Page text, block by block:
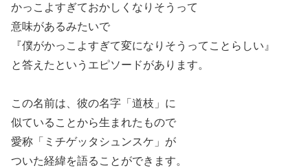
かっこよすぎておかしくなりそうって
意味があるみたいで
『僕がかっこよすぎて変になりそうってことらしい』
と答えたというエピソードがあります。
この名前は、彼の名字「道枝」に
似ていることから生まれたもので
愛称「ミチゲッタシュンスケ」が
ついた経緯を語ることができます。